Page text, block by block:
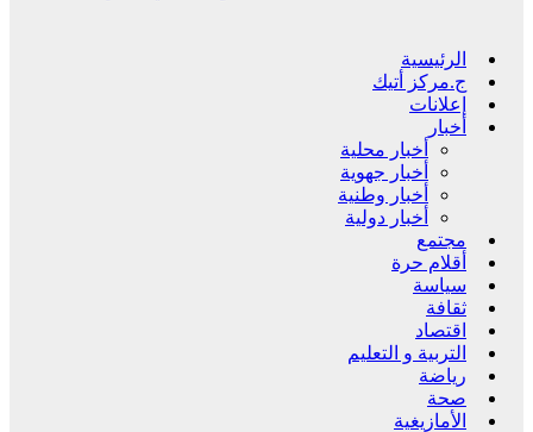
الرئيسية
ج.مركز أتيك
إعلانات
أخبار
أخبار محلية
أخبار جهوية
أخبار وطنية
أخبار دولية
مجتمع
أقلام حرة
سياسة
ثقافة
اقتصاد
التربية و التعليم
رياضة
صحة
الأمازيغية